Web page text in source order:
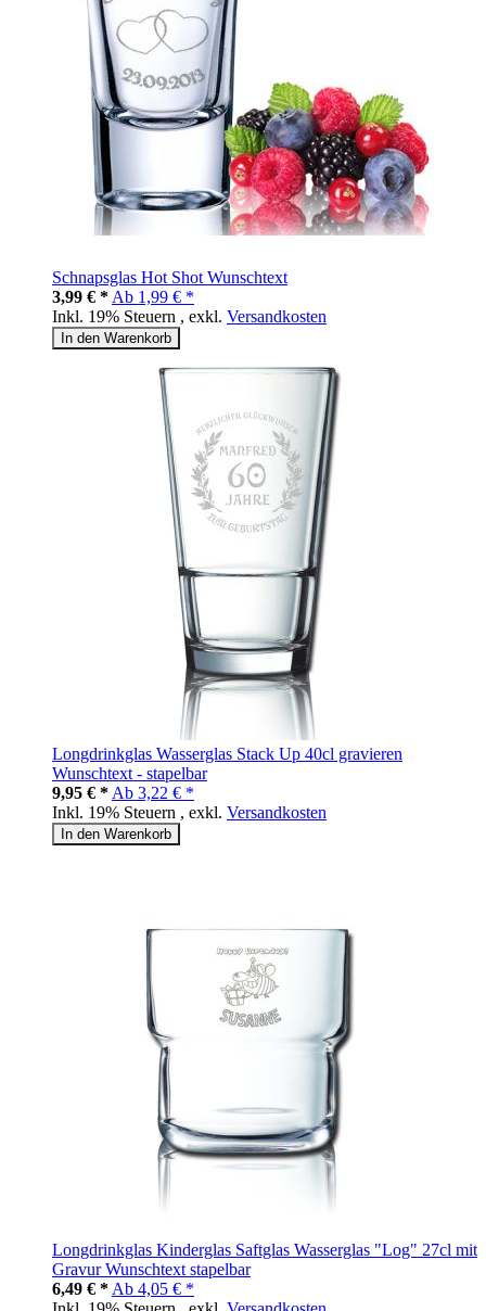
Schnapsglas Hot Shot Wunschtext
3,99 € * Ab 1,99 € *
Inkl. 19% Steuern , exkl. Versandkosten
In den Warenkorb
Longdrinkglas Wasserglas Stack Up 40cl gravieren
Wunschtext - stapelbar
9,95 € * Ab 3,22 € *
Inkl. 19% Steuern , exkl. Versandkosten
In den Warenkorb
Longdrinkglas Kinderglas Saftglas Wasserglas "Log" 27cl mit
Gravur Wunschtext stapelbar
6,49 € * Ab 4,05 € *